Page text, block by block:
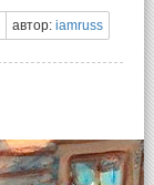
автор: iamruss